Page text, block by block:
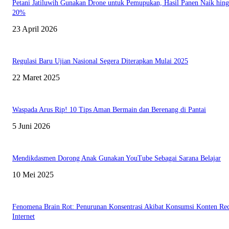
Petani Jatiluwih Gunakan Drone untuk Pemupukan, Hasil Panen Naik
20%
23 April 2026
Regulasi Baru Ujian Nasional Segera Diterapkan Mulai 2025
22 Maret 2025
Waspada Arus Rip! 10 Tips Aman Bermain dan Berenang di Pantai
5 Juni 2026
Mendikdasmen Dorong Anak Gunakan YouTube Sebagai Sarana Belajar
10 Mei 2025
Fenomena Brain Rot: Penurunan Konsentrasi Akibat Konsumsi Konten
Internet